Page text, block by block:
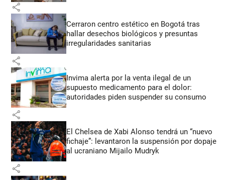
share
Cerraron centro estético en Bogotá tras
hallar desechos biológicos y presuntas
irregularidades sanitarias
share
Invima alerta por la venta ilegal de un
supuesto medicamento para el dolor:
autoridades piden suspender su consumo
share
El Chelsea de Xabi Alonso tendrá un “nuevo
fichaje”: levantaron la suspensión por dopaje
al ucraniano Mijailo Mudryk
share